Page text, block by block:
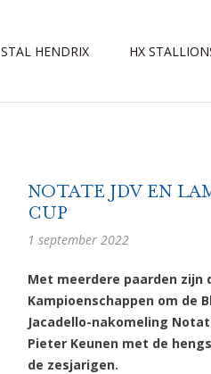
STAL HENDRIX HX
NOTATE JDV EN
CUP
1 september 2022
Met meerdere paarden zijn
Kampioenschappen om de
Jacadello-nakomeling
Pieter Keunen met de
de zesjarigen.